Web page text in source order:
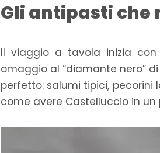
Gli antipasti
Il viaggio a tavola inizia
omaggio al “diamante nero”
perfetto: salumi tipici, pecorini
come avere Castelluccio in un